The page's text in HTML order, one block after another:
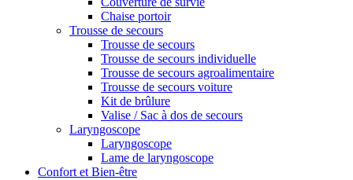
Chaise portoir
Trousse de secours
Trousse de secours
Trousse de secours individuelle
Trousse de secours agroalimentaire
Trousse de secours voiture
Kit de brûlure
Valise / Sac à dos de secours
Laryngoscope
Laryngoscope
Lame de laryngoscope
Confort et Bien-être